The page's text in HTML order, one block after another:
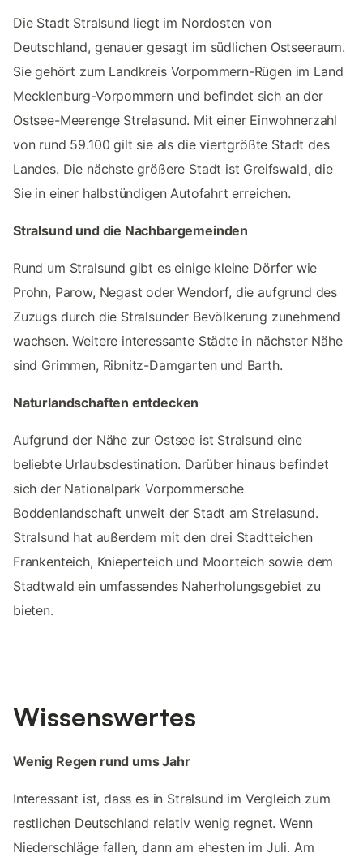
Die Stadt Stralsund liegt im Nordosten von
Deutschland, genauer gesagt im südlichen Ostseeraum.
Sie gehört zum Landkreis Vorpommern-Rügen im Land
Mecklenburg-Vorpommern und befindet sich an der
Ostsee-Meerenge Strelasund. Mit einer Einwohnerzahl
von rund 59.100 gilt sie als die viertgrößte Stadt des
Landes. Die nächste größere Stadt ist Greifswald, die
Sie in einer halbstündigen Autofahrt erreichen.
Stralsund und die Nachbargemeinden
Rund um Stralsund gibt es einige kleine Dörfer wie
Prohn, Parow, Negast oder Wendorf, die aufgrund des
Zuzugs durch die Stralsunder Bevölkerung zunehmend
wachsen. Weitere interessante Städte in nächster Nähe
sind Grimmen, Ribnitz-Damgarten und Barth.
Naturlandschaften entdecken
Aufgrund der Nähe zur Ostsee ist Stralsund eine
beliebte Urlaubsdestination. Darüber hinaus befindet
sich der Nationalpark Vorpommersche
Boddenlandschaft unweit der Stadt am Strelasund.
Stralsund hat außerdem mit den drei Stadtteichen
Frankenteich, Knieperteich und Moorteich sowie dem
Stadtwald ein umfassendes Naherholungsgebiet zu
bieten.
Wissenswertes
Wenig Regen rund ums Jahr
Interessant ist, dass es in Stralsund im Vergleich zum
restlichen Deutschland relativ wenig regnet. Wenn
Niederschläge fallen, dann am ehesten im Juli. Am